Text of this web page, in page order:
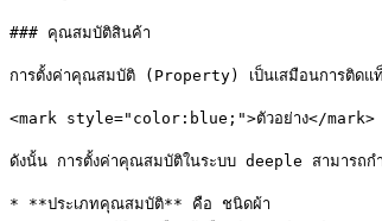
### คุณสมบัติสินค้า
การตั้งค่าคุณสมบัติ (Property) เป็นเสมือนการติดแ
<mark style="color:blue;">ตัวอย่าง</mark>
ดังนั้น การตั้งค่าคุณสมบัติในระบบ deeple สามารถก
* **ประเภทคุณสมบัติ** คือ ชนิดผ้า